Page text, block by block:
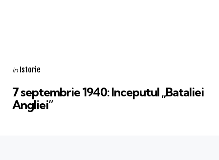
Categories
Posted
in Istorie
7 septembrie 1940: Inceputul „Bataliei
Angliei”